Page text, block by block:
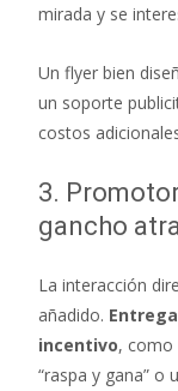
mirada y se
Un flyer bien
un soporte
costos
3.
gancho
La interacción
añadido.
incentivo, como
“raspa y gana” o